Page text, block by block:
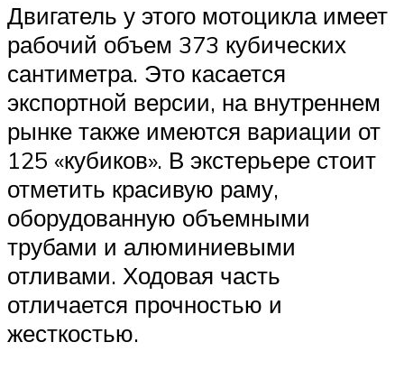
Двигатель у этого мотоцикла имеет
рабочий объем 373 кубических
сантиметра. Это касается
экспортной версии, на внутреннем
рынке также имеются вариации от
125 «кубиков». В экстерьере стоит
отметить красивую раму,
оборудованную объемными
трубами и алюминиевыми
отливами. Ходовая часть
отличается прочностью и
жесткостью.